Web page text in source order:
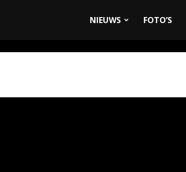
NIEUWS FOTO’S